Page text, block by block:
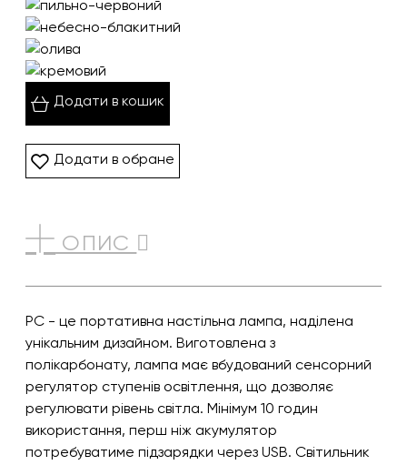
Додати в кошик
Додати в обране
ОПИС
PC - це портативна настільна лампа, наділена
унікальним дизайном. Виготовлена з
полікарбонату, лампа має вбудований сенсорний
регулятор ступенів освітлення, що дозволяє
регулювати рівень світла. Мінімум 10 годин
використання, перш ніж акумулятор
потребуватиме підзарядки через USB. Світильник